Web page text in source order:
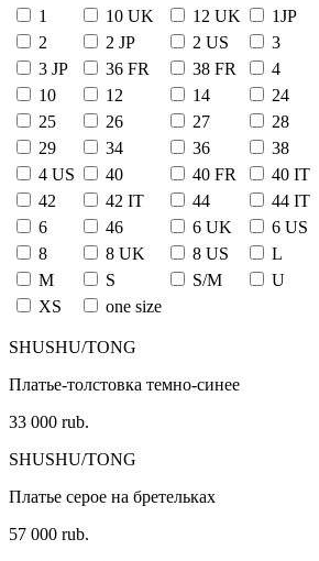
1
10 UK 12 UK
1JP
2
2 JP 2 US
3
3 JP
36 FR 38 FR
4
10
12 14
24
25
26 27
28
29
34 36
38
4 US
40 40 FR
40 IT
42
42 IT 44
44 IT
6
46 6 UK
6 US
8
8 UK 8 US
L
M
S S/M
U
XS
one size
SHUSHU/TONG
Платье-толстовка темно-синее
33 000 rub.
SHUSHU/TONG
Платье серое на бретельках
57 000 rub.